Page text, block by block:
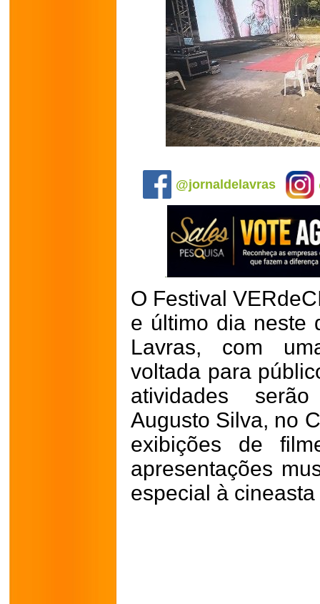
@jornaldelavras
O Festival
e último dia neste
Lavras, com
voltada para
atividades
Augusto Silva, no
exibições de
apresentações
especial à